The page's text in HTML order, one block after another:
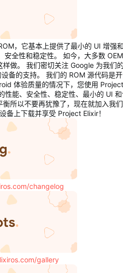
，它基本上提供了最小的 UI 增强
全性和稳定性。 如今，大多数
做。 我们密切关注 Google 为我们
备的支持。 我们的 ROM 源代码是
体验质量的情况下，您使用
性能、安全性、稳定性、最小的 UI
所以不要再犹豫了，现在就加入我
备上下载并享受 Project Elixir！
changelog
gallery